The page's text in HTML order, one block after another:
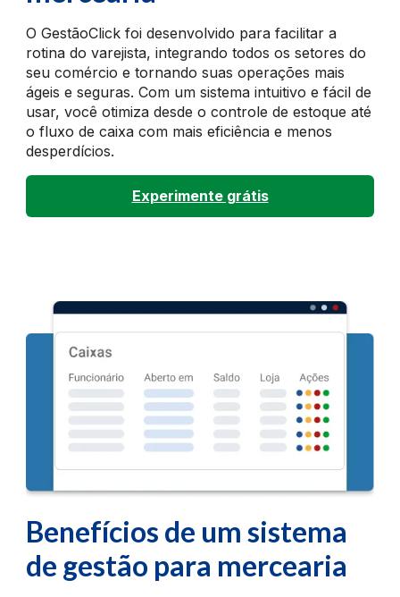
O GestãoClick foi desenvolvido para facilitar a
rotina do varejista, integrando todos os setores do
seu comércio e tornando suas operações mais
ágeis e seguras. Com um sistema intuitivo e fácil de
usar, você otimiza desde o controle de estoque até
o fluxo de caixa com mais eficiência e menos
desperdícios.
Experimente grátis
Benefícios de um sistema
de gestão para mercearia